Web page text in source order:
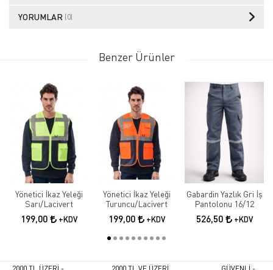
YORUMLAR (0)
Benzer Ürünler
Yönetici İkaz Yeleği
Sarı/Lacivert
199,00 +KDV
Yönetici İkaz Yeleği
Turuncu/Lacivert
199,00 +KDV
Gabardin Yazlık Gri İş
Pantolonu 16/12
526,50 +KDV